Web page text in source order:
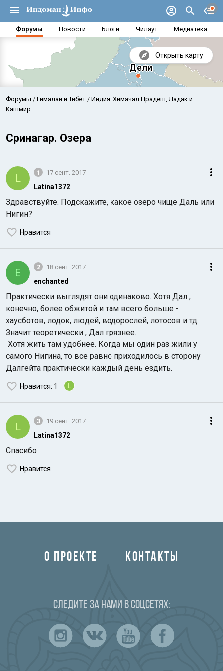
Форумы Новости Блоги Чилаут Медиатека
Открыть карту
Аравийское море
Индийский океан
Форумы Гималаи и Тибет
Индия: Химачал Прадеш, Ладак и
Кашмир
Сринагар. Озера
L 1 17 сент. 2017
Latina1372
Здравствуйте. Подскажите, какое озеро чище Даль или
Нигин?
Нравится
E 2 18 сент. 2017
enchanted
Практически выглядят они одинаково. Хотя Дал ,
конечно, более обжитой и там всего больше -
хаусботов, лодок, людей, водорослей, лотосов и тд.
Значит теоретически , Дал грязнее.
Хотя жить там удобнее. Когда мы один раз жили у
самого Нигина, то все равно приходилось в сторону
Далгейта практически каждый день ездить.
Нравится: 1
L 3 19 сент. 2017
Latina1372
Спасибо
Нравится
О ПРОЕКТЕ КОНТАКТЫ
Следите за нами в соцсетях: